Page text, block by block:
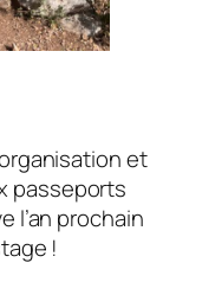
et
passeports
l’an prochain
!